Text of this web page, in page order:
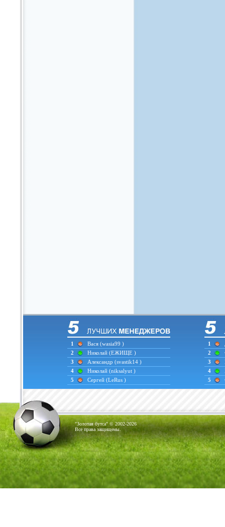
1 Вася (wasia99 )
2
Николай (ЕЖИЩЕ )
3
Александр (svastik14 )
4
Николай (niksalyut )
5
Сергей (LeRus )
1
2
3
4
5
"Золотая бутса" © 2002-2026
Все права защищены.